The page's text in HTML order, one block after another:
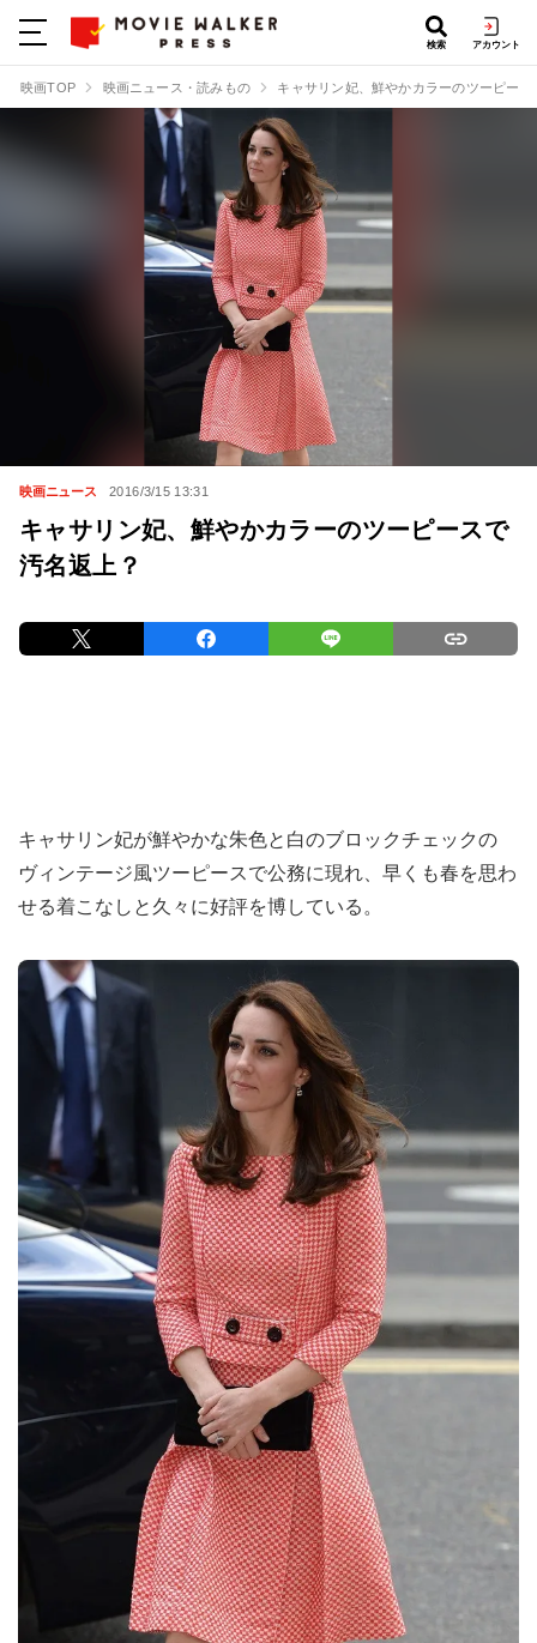
検索 アカウント
映画TOP 映画ニュース・読みもの キャサリン妃、鮮やかカラーのツーピース
映画ニュース 2016/3/15 13:31
キャサリン妃、鮮やかカラーのツーピースで
汚名返上？
キャサリン妃が鮮やかな朱色と白のブロックチェックの
ヴィンテージ風ツーピースで公務に現れ、早くも春を思わ
せる着こなしと久々に好評を博している。